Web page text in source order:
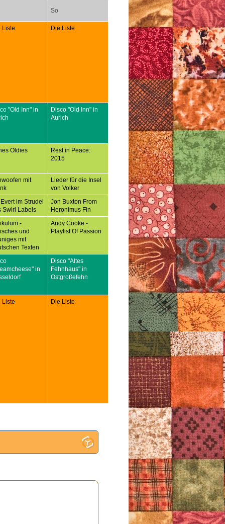
So
Liste Die Liste
"Old Inn" in
Disco "Old Inn" in
Aurich
Oldies
Rest in Peace:
2015
mit
Lieder für die Insel
von Volker
im Strudel
Swirl Labels
Jon Buxton From
Heronimus Fin
-
und
mit
Texten
Andy Cooke -
Playlist Of Passion
in
Disco "Altes
Fehnhaus" in
Ostgroßefehn
Liste Die Liste